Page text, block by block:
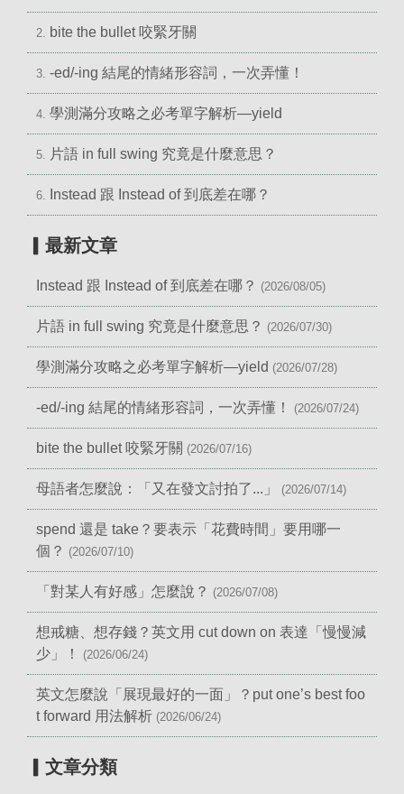
2. bite the bullet 咬緊牙關
3. -ed/-ing 結尾的情緒形容詞，一次弄懂！
4. 學測滿分攻略之必考單字解析—yield
5. 片語 in full swing 究竟是什麼意思？
6. Instead 跟 Instead of 到底差在哪？
▎最新文章
Instead 跟 Instead of 到底差在哪？ (2026/08/05)
片語 in full swing 究竟是什麼意思？ (2026/07/30)
學測滿分攻略之必考單字解析—yield (2026/07/28)
-ed/-ing 結尾的情緒形容詞，一次弄懂！ (2026/07/24)
bite the bullet 咬緊牙關 (2026/07/16)
母語者怎麼說：「又在發文討拍了...」 (2026/07/14)
spend 還是 take？要表示「花費時間」要用哪一
個？ (2026/07/10)
「對某人有好感」怎麼說？ (2026/07/08)
想戒糖、想存錢？英文用 cut down on 表達「慢慢減
少」！
(2026/06/24)
英文怎麼說「展現最好的一面」？put one’s best foo
t forward 用法解析 (2026/06/24)
▎文章分類